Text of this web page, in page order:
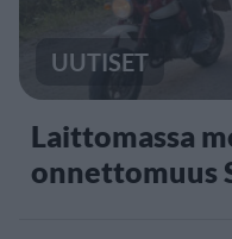
UUTISET
Laittomassa
onnettomuus